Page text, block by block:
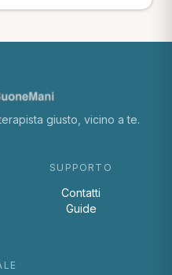
giusto, vicino a te.
SUPPORTO
Contatti
Guide